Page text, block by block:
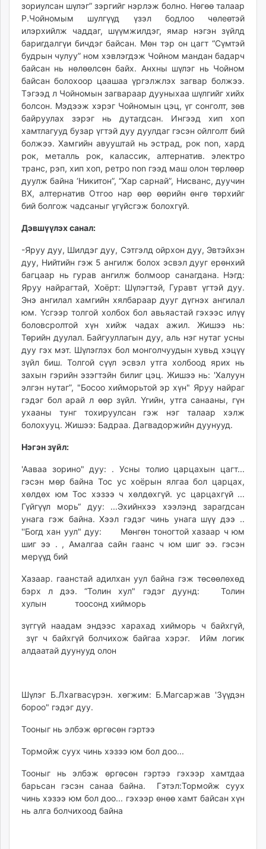
зориулсан шүлэг” зэргийг нэрлэж болно. Нөгөө талаар
Р.Чойномым шулгүүд үзэл бодлоо чөлеөтэй
илэрхийлж чаддаг, шүүмжилдэг, ямар нэгэн зүйлд
баригдалгүи бичдэг байсан. Мөн тэр он цагт “Сүмтэй
будрын чулуу” ном хэвлэгдэж Чойном мандан бадарч
байсан нь нөлөөлсөн байх. Анхны шүлэг нь Чойном
байсан болохоор цаашаа үргэлжлэх загвар болжээ.
Тэгээд л Чойномын загвараар дууныхаа шүлгийг хийх
болсон. Мэдээж хэрэг Чойномын цэц, үг сонголт, зөв
байруулах зэрэг нь дутагдсан. Ингээд хип хоп
хамтлагууд бузар үгтэй дуу дуулдаг гэсэн ойлголт бий
болжээ. Хамгийн авууштай нь эстрад, рок non, хард
рок, металль рок, калассик, алтернатив. электро
транс, рэп, хип хоп, ретро non гээд маш олон төрлөөр
дуулж байна ‘Никитон”, “Хар сарнай”, Нисванс, дуучин
ВХ, алтернатив Отгоо нар өөр өөрийн өнгө төрхийг
бий болгож чадсаныг үгүйсгэж болохгүй.
Дэвшүүлэх санал:
-Яруу дуу, Шилдэг дуу, Сэтгэлд ойрхон дуу, Эвтэйхэн
дуу, Нийтийн гэж 5 ангилж болох эсвэл дууг ерөнхий
багцаар нь гурав ангилж болмоор санагдана. Нэгд:
Яруу найрагтай, Хоёрт: Шүлэгтэй, Гуравт үгтэй дуу.
Энэ ангилал хамгийн хялбараар дууг дүгнэх ангилал
юм. Үсгээр толгой холбох бол авьяастай гэхээс илүү
боловсролтой хүн хийж чадах ажил. Жишээ нь:
Төрийн дуулал. Байгууллагын дуу, аль нэг нутаг усны
дуу гэх мэт. Шүлэглэх бол монголчуудын хувьд хэцүү
зүйл биш. Толгой сүүл эсвэл утга холбоод ярих нь
захын гэрийн эзэгтэйн билиг цэц. Жишээ нь: 'Халуун
элгэн нутаг”, "Босоо хийморьтой эр хүн" Яруу найраг
гэдэг бол арай л өөр зүйл. Үгийн, утга санааны, гүн
ухааны тунг тохируулсан гэж нэг талаар хэлж
болохууц. Жишээ: Бадраа. Дагвадоржийн дуунууд.
Нэгэн зүйл:
'Ааваа зорино" дуу: . Усны толио царцахын цагт...
гэсэн мөр байна Тос ус хоёрын ялгаа бол царцах,
хөлдөх юм Тос хэзээ ч хөлдөхгүй. ус царцахгүй ...
Гүйгүүл морь“ дуу: ...Эхийнхээ хээлэнд зарагдсан
унага гэж байна. Хээл гэдэг чинь унага шүү дээ ..
''Богд хан уул" дуу: Мөнгөн тоногтой хазаар ч юм
шиг ээ . , Амалгаа сайн гаанс ч юм шиг ээ. гэсэн
мерүүд бий
Хазаар. гаанстай адилхан уул байна гэж төсөөлөхөд
бэрх л дээ. “Толин хул" гэдэг дуунд: Толин
хулын тоосонд хийморь
зүггүй наадам эндээс харахад хийморь ч байхгүй,
зүг ч байхгүй болчихож байгаа хэрэг. Ийм логик
алдаатай дуунууд олон
Шүлэг Б.Лхагвасүрэн. хөгжим: Б.Магсаржав 'Зүүдэн
бороо" гэдэг дуу.
Тооныг нь элбэж өргөсөн гэртээ
Тормойж суух чинь хэзээ юм бол доо...
Тооныг нь элбэж өргөсөн гэртээ гэхээр хамтдаа
барьсан гэсэн санаа байна. Гэтэл:Тормойж суух
чинь хэзээ юм бол доо... гэхээр өнөө хамт байсан хүн
нь алга болчихоод байна